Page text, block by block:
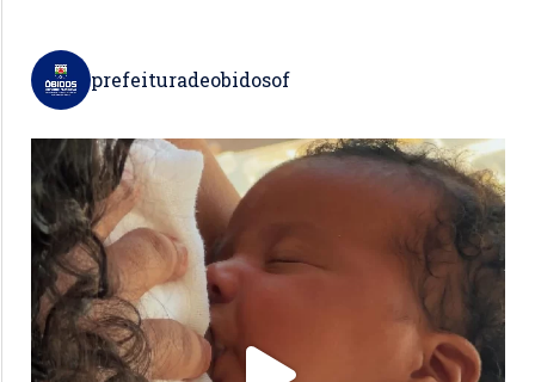
prefeituradeobidosof